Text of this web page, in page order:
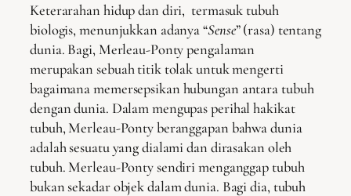
Keterarahan hidup dan diri, termasuk tubuh
biologis, menunjukkan adanya “Sense” (rasa) tentang
dunia. Bagi, Merleau-Ponty pengalaman
merupakan sebuah titik tolak untuk mengerti
bagaimana memersepsikan hubungan antara tubuh
dengan dunia. Dalam mengupas perihal hakikat
tubuh, Merleau-Ponty beranggapan bahwa dunia
adalah sesuatu yang dialami dan dirasakan oleh
tubuh. Merleau-Ponty sendiri menganggap tubuh
bukan sekadar objek dalam dunia. Bagi dia, tubuh